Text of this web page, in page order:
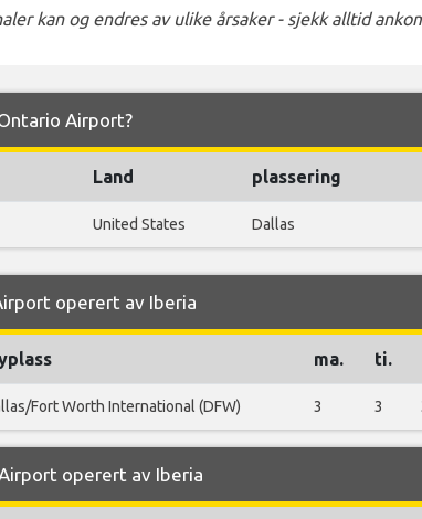
kan og endres av ulike årsaker - sjekk alltid
Airport?
Land plassering
United States Dallas
operert av Iberia
ma. ti.
Fort Worth International (DFW) 3 3
operert av Iberia